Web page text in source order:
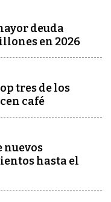
deuda
en 2026
tres de los
café
hasta el